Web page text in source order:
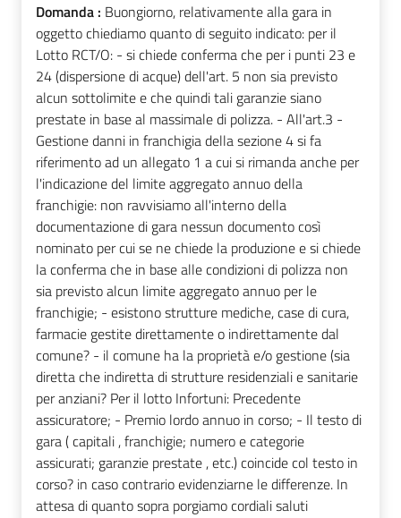
Domanda : Buongiorno, relativamente alla gara in
oggetto chiediamo quanto di seguito indicato: per il
Lotto RCT/O: - si chiede conferma che per i punti 23 e
24 (dispersione di acque) dell'art. 5 non sia previsto
alcun sottolimite e che quindi tali garanzie siano
prestate in base al massimale di polizza. - All'art.3 -
Gestione danni in franchigia della sezione 4 si fa
riferimento ad un allegato 1 a cui si rimanda anche per
l'indicazione del limite aggregato annuo della
franchigie: non ravvisiamo all'interno della
documentazione di gara nessun documento così
nominato per cui se ne chiede la produzione e si chiede
la conferma che in base alle condizioni di polizza non
sia previsto alcun limite aggregato annuo per le
franchigie; - esistono strutture mediche, case di cura,
farmacie gestite direttamente o indirettamente dal
comune? - il comune ha la proprietà e/o gestione (sia
diretta che indiretta di strutture residenziali e sanitarie
per anziani? Per il lotto Infortuni: Precedente
assicuratore; - Premio lordo annuo in corso; - Il testo di
gara ( capitali , franchigie; numero e categorie
assicurati; garanzie prestate , etc.) coincide col testo in
corso? in caso contrario evidenziarne le differenze. In
attesa di quanto sopra porgiamo cordiali saluti